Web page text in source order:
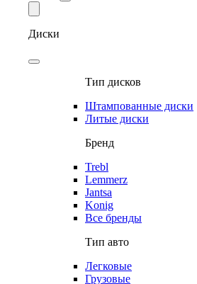
Диски
Тип дисков
Штампованные диски
Литые диски
Бренд
Trebl
Lemmerz
Jantsa
Konig
Все бренды
Тип авто
Легковые
Грузовые